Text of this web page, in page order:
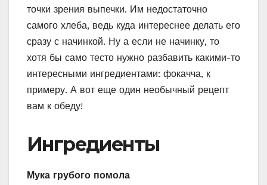
точки зрения выпечки. Им недостаточно
самого хлеба, ведь куда интереснее делать его
сразу с начинкой. Ну а если не начинку, то
хотя бы само тесто нужно разбавить какими-то
интересными ингредиентами: фокачча, к
примеру. А вот еще один необычный рецепт
вам к обеду!
Ингредиенты
Мука грубого помола